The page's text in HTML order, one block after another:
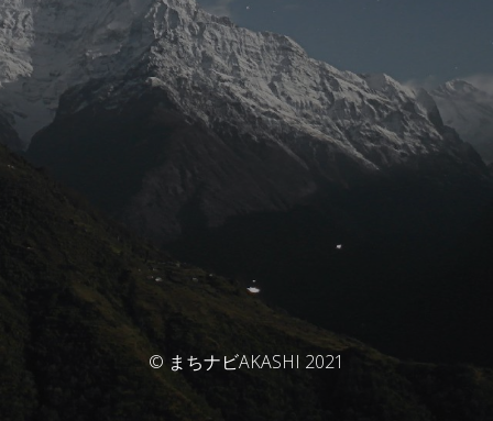
© まちナビAKASHI 2021